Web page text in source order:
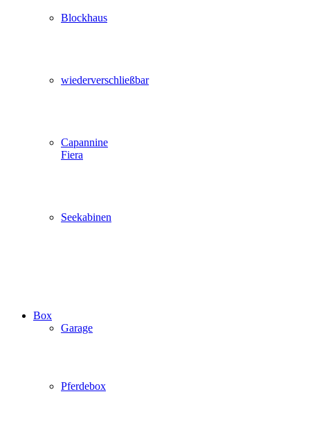
Blockhaus
wiederverschließbar
Capannine
Fiera
Seekabinen
Box
Garage
Pferdebox